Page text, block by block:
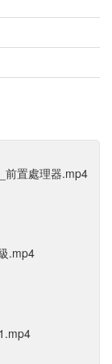
前置處理器.mp4
.mp4